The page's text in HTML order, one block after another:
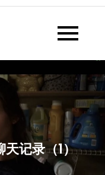
日记网每天同步更新懂懂学
记录（1）